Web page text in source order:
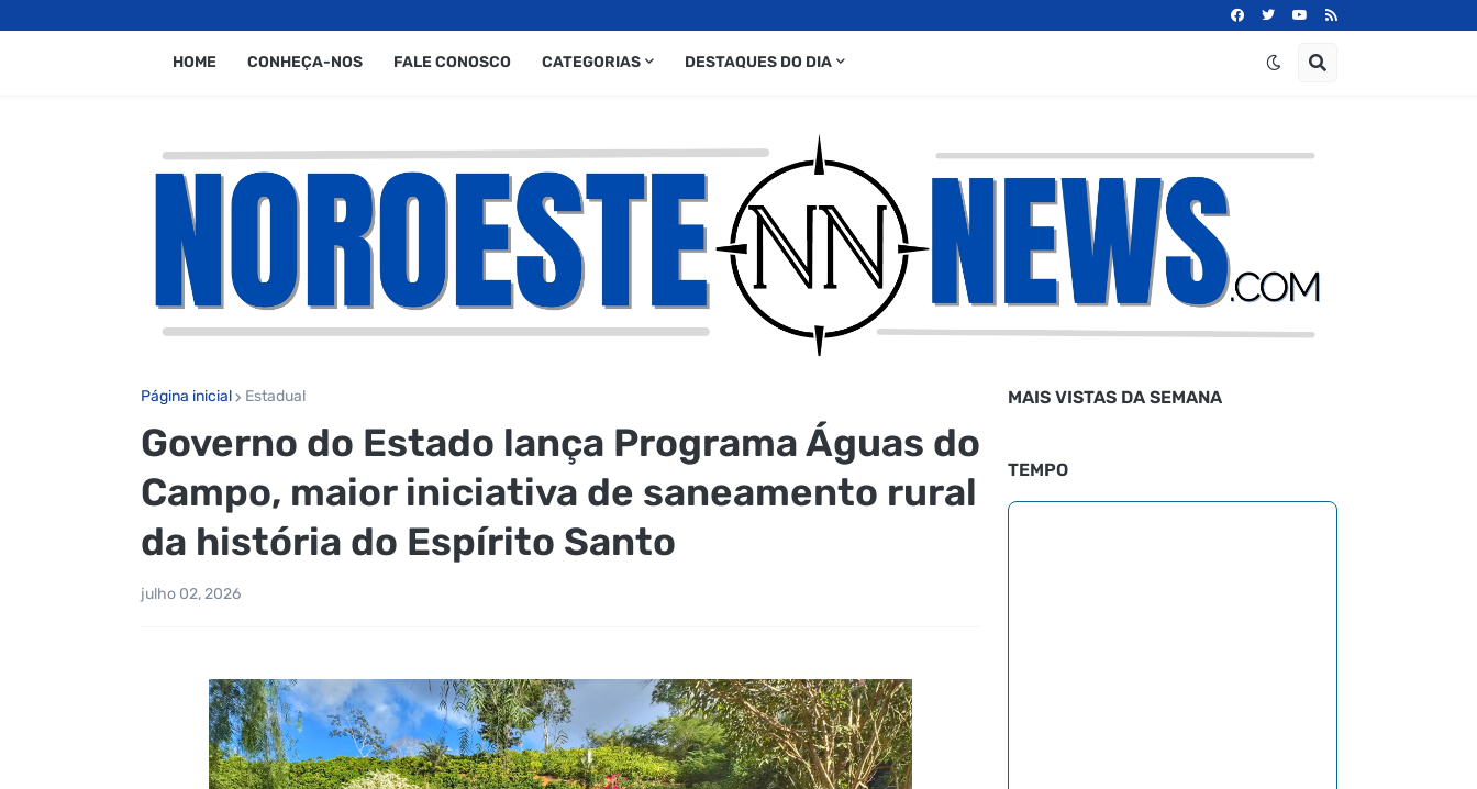
HOME CONHEÇA-NOS FALE CONOSCO CATEGORIAS DESTAQUES DO DIA
Página inicial Estadual
Governo do Estado lança Programa Águas do
Campo, maior iniciativa de saneamento rural
da história do Espírito Santo
julho 02, 2026
MAIS VISTAS DA SEMANA
TEMPO